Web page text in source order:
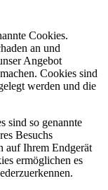
Cookies.
an und
Angebot
Cookies sind
werden und die
sind so genannte
Besuchs
auf Ihrem Endgerät
ermöglichen es